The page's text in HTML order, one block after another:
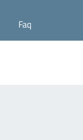
Faq